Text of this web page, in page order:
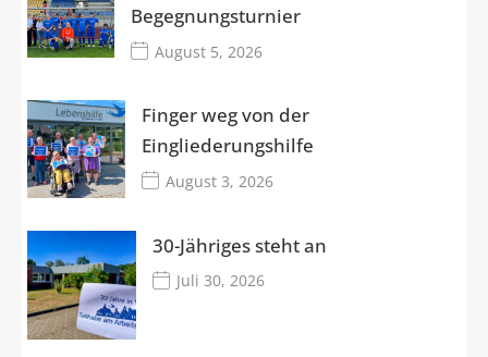
Begegnungsturnier
August 5, 2026
Finger weg von der
Eingliederungshilfe
August 3, 2026
30-Jähriges steht an
Juli 30, 2026